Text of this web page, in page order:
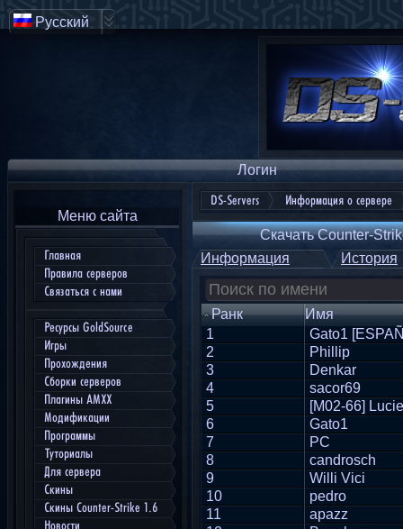
Логин
Меню сайта
Главная
Правила серверов
Связаться с нами
Ресурсы GoldSource
Игры
Прохождения
Сборки серверов
Плагины AMXX
Модификации
Программы
Туториалы
Для сервера
Скины
Скины Counter-Strike 1.6
Новости
DS-Servers Информация о сервере
Скачать Counter-
Информация
История
Ранк
Имя
1
Gato1
2
Phillip
3
Denkar
4
sacor69
5
[M02-66]
6
Gato1
7
PC
8
candrosch
9
Willi Vici
10
pedro
11
apazz
Русский